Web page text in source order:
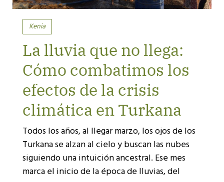
Kenia
La lluvia que no llega:
Cómo combatimos los
efectos de la crisis
climática en Turkana
Todos los años, al llegar marzo, los ojos de los
Turkana se alzan al cielo y buscan las nubes
siguiendo una intuición ancestral. Ese mes
marca el inicio de la época de lluvias, del